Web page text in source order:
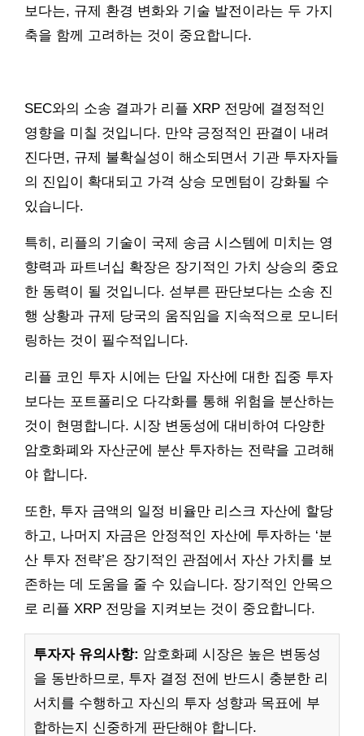
보다는, 규제 환경 변화와 기술 발전이라는 두 가지
축을 함께 고려하는 것이 중요합니다.
SEC와의 소송 결과가 리플 XRP 전망에 결정적인
영향을 미칠 것입니다. 만약 긍정적인 판결이 내려
진다면, 규제 불확실성이 해소되면서 기관 투자자들
의 진입이 확대되고 가격 상승 모멘텀이 강화될 수
있습니다.
특히, 리플의 기술이 국제 송금 시스템에 미치는 영
향력과 파트너십 확장은 장기적인 가치 상승의 중요
한 동력이 될 것입니다. 섣부른 판단보다는 소송 진
행 상황과 규제 당국의 움직임을 지속적으로 모니터
링하는 것이 필수적입니다.
리플 코인 투자 시에는 단일 자산에 대한 집중 투자
보다는 포트폴리오 다각화를 통해 위험을 분산하는
것이 현명합니다. 시장 변동성에 대비하여 다양한
암호화폐와 자산군에 분산 투자하는 전략을 고려해
야 합니다.
또한, 투자 금액의 일정 비율만 리스크 자산에 할당
하고, 나머지 자금은 안정적인 자산에 투자하는 ‘분
산 투자 전략’은 장기적인 관점에서 자산 가치를 보
존하는 데 도움을 줄 수 있습니다. 장기적인 안목으
로 리플 XRP 전망을 지켜보는 것이 중요합니다.
투자자 유의사항: 암호화폐 시장은 높은 변동성
을 동반하므로, 투자 결정 전에 반드시 충분한 리
서치를 수행하고 자신의 투자 성향과 목표에 부
합하는지 신중하게 판단해야 합니다.